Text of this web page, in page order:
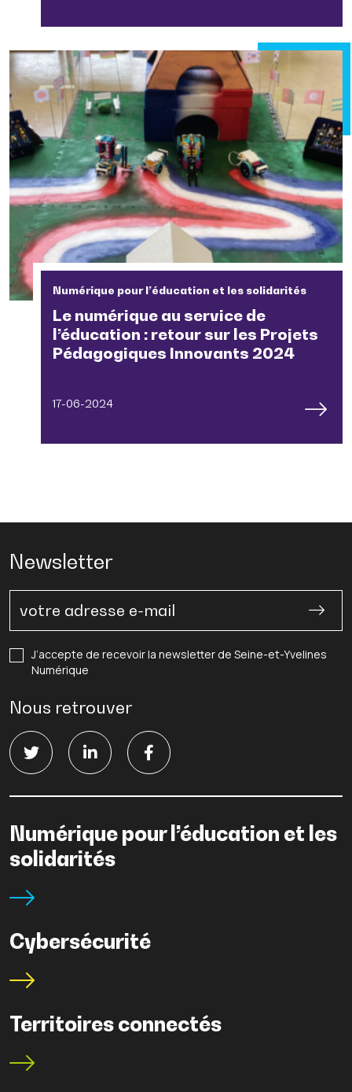
Numérique pour l’éducation et les solidarités
Le numérique au service de
l’éducation : retour sur les Projets
Pédagogiques Innovants 2024
17-06-2024
Newsletter
J’accepte de recevoir la newsletter de Seine-et-Yvelines
Numérique
Nous retrouver
Numérique pour l’éducation et les
solidarités
Cybersécurité
Territoires connectés